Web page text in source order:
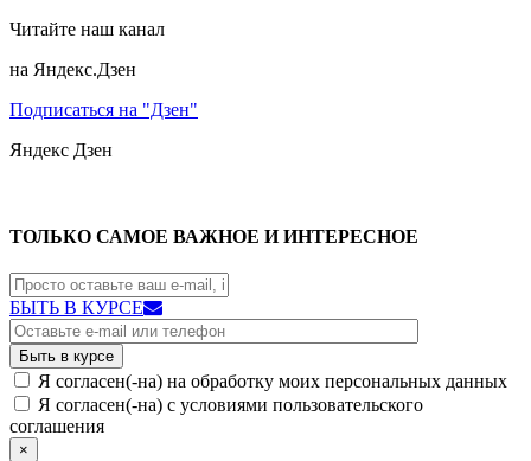
Читайте наш канал
на Яндекс.Дзен
Подписаться на "Дзен"
Яндекс Дзен
ТОЛЬКО САМОЕ ВАЖНОЕ И ИНТЕРЕСНОЕ
БЫТЬ В КУРСЕ
Я согласен(-на) на обработку моих персональных данных
Я согласен(-на) с условиями пользовательского
соглашения
×